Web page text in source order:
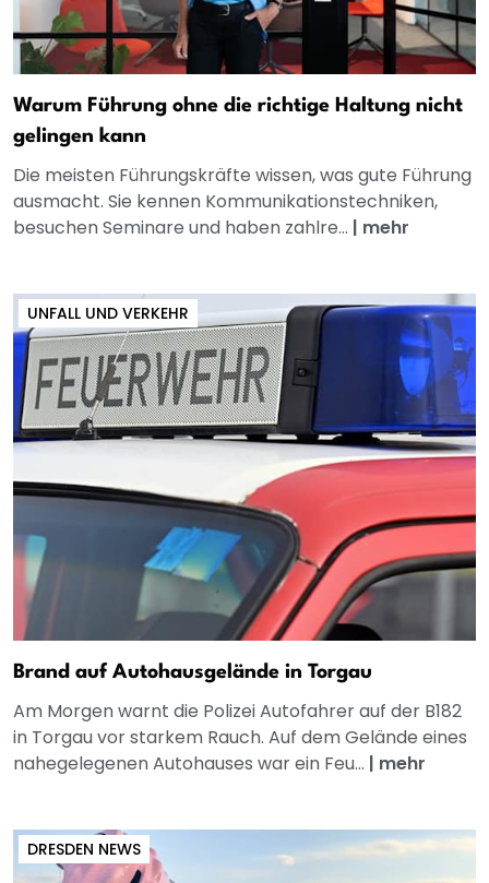
Warum Führung ohne die richtige Haltung nicht
gelingen kann
Die meisten Führungskräfte wissen, was gute Führung
ausmacht. Sie kennen Kommunikationstechniken,
besuchen Seminare und haben zahlre... | mehr
UNFALL UND VERKEHR
Brand auf Autohausgelände in Torgau
Am Morgen warnt die Polizei Autofahrer auf der B182
in Torgau vor starkem Rauch. Auf dem Gelände eines
nahegelegenen Autohauses war ein Feu... | mehr
DRESDEN NEWS